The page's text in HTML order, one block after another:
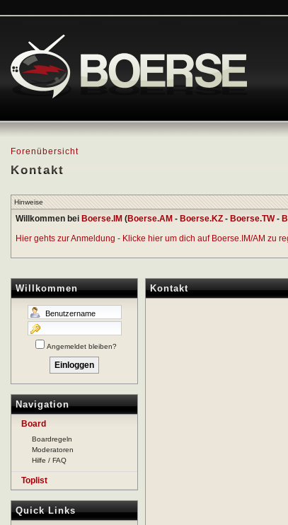
Forenübersicht
Kontakt
Hinweise
Willkommen bei Boerse.IM (Boerse.AM - Boerse.KZ - Boerse.TW-
Hier gehts zur Anmeldung - Klicke hier um dich auf Boerse.IM/AM zu
Willkommen
Angemeldet bleiben?
Navigation
Board
Boardregeln
Moderatoren
Hilfe / FAQ
Toplist
Quick Links
Kontakt